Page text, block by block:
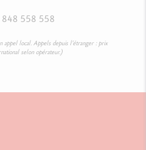
558 558
appel local. Appels depuis l’étranger : prix
selon opérateur.)